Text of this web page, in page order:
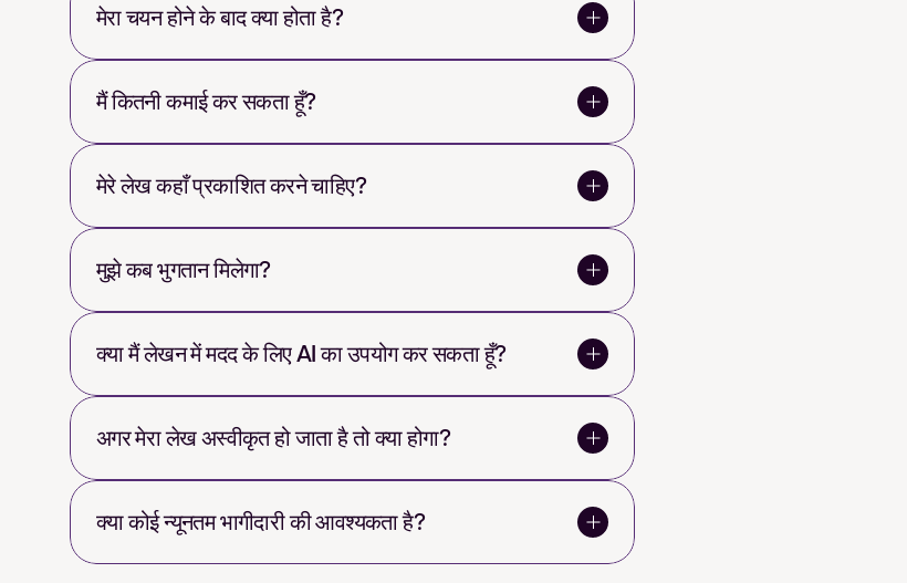
मेरा चयन होने के बाद क्या होता है?
मैं कितनी कमाई कर सकता हूँ?
मेरे लेख कहाँ प्रकाशित करने चाहिए?
मुझे कब भुगतान मिलेगा?
क्या मैं लेखन में मदद के लिए AI का उपयोग कर सकता हूँ?
अगर मेरा लेख अस्वीकृत हो जाता है तो क्या होगा?
क्या कोई न्यूनतम भागीदारी की आवश्यकता है?